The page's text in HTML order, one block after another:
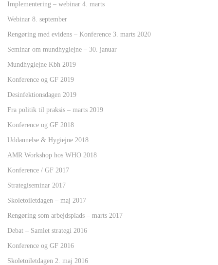
Implementering – webinar 4. marts
Webinar 8. september
Rengøring med evidens – Konference 3. marts 2020
Seminar om mundhygiejne – 30. januar
Mundhygiejne Kbh 2019
Konference og GF 2019
Desinfektionsdagen 2019
Fra politik til praksis – marts 2019
Konference og GF 2018
Uddannelse & Hygiejne 2018
AMR Workshop hos WHO 2018
Konference / GF 2017
Strategiseminar 2017
Skoletoiletdagen – maj 2017
Rengøring som arbejdsplads – marts 2017
Debat – Samlet strategi 2016
Konference og GF 2016
Skoletoiletdagen 2. maj 2016